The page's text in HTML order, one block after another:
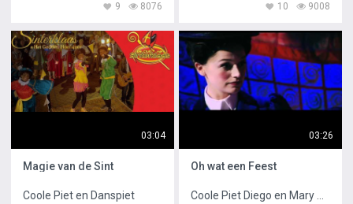
8076
9 9008
10
03:04
Magie van de Sint
Coole Piet en Danspiet
03:26
Oh wat een Feest